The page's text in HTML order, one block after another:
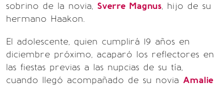
sobrino de la novia, Sverre Magnus, hijo de su
hermano Haakon.
El adolescente, quien cumplirá 19 años en
diciembre próximo, acaparó los reflectores en
las fiestas previas a las nupcias de su tía,
cuando llegó acompañado de su novia Amalie